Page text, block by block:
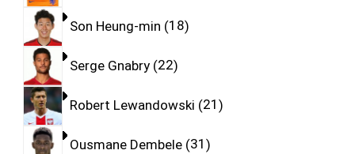
Son Heung-min 18
Serge Gnabry 22
Robert Lewandowski 21
Ousmane Dembele 31